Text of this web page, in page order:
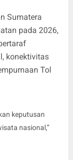
Sumatera
pada 2026,
konektivitas
Tol
keputusan
nasional,”